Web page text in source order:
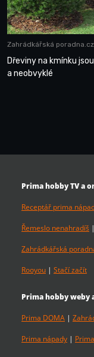
Zahrádkářská poradna.cz
Dřeviny na kmínku
a neobvyklé
Prima hobby TV a
Receptář prima
Řemeslo nenahradíš |
Zahrádkářská
Rooyou | Stačí začít
Prima hobby weby
Prima DOMA |
Prima nápady |